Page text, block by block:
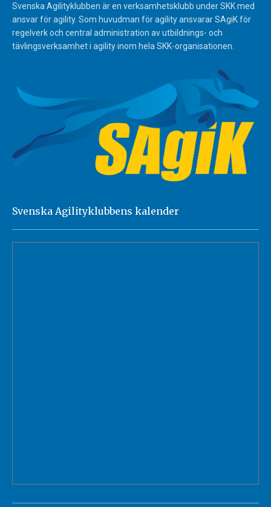
Svenska Agilityklubben är en verksamhetsklubb under SKK med
ansvar för agility. Som huvudman för agility ansvarar SAgiK för
regelverk och central administration av utbildnings- och
tävlingsverksamhet i agility inom hela SKK-organisationen.
Svenska Agilityklubbens kalender